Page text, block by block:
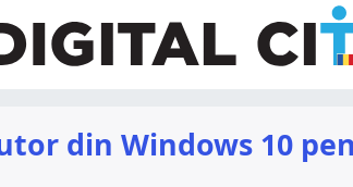
din Windows 10